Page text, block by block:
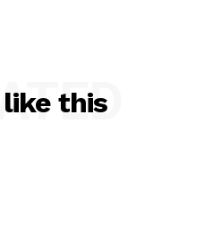
this